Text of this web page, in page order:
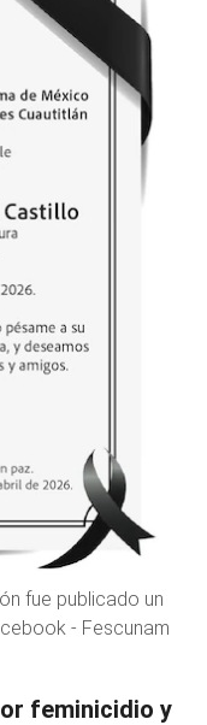
fue publicado un
- Fescunam
feminicidio y